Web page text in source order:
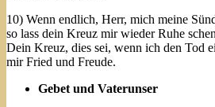
10) Wenn endlich, Herr, mich meine
so lass dein Kreuz mir wieder Ruhe
Dein Kreuz, dies sei, wenn ich den Tod
mir Fried und Freude.
Gebet und Vaterunser